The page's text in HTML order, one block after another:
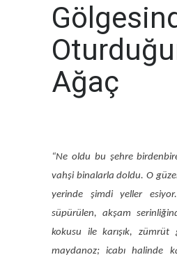
Ağaç
“Ne oldu bu şehre
vahşi binalarla doldu. O
yerinde şimdi yeller
süpürülen, akşam
kokusu ile karışık, zümrüt
maydanoz; icabı halinde